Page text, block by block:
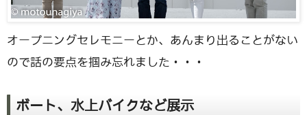
オープニングセレモニーとか、あんまり出ることがない
ので話の要点を掴み忘れました・・・
ボート、水上バイクなど展示